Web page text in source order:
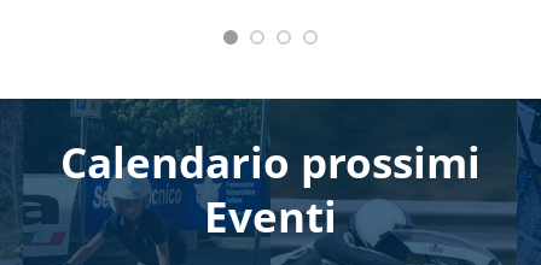
Calendario prossimi
Eventi